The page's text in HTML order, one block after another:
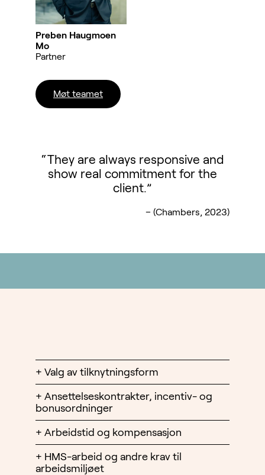
Preben Haugmoen
Mo
Partner
Møt teamet
“They are always responsive and
show real commitment for the
client.”
– (Chambers, 2023)
Valg av tilknytningsform
I arbeidslivet finnes det ulike
tilknytningsformer. Særlige
aktuelle tilknytningsformer
er ansettelse,
oppdragsavtale eller innleie.
Valg av tilknytningsform
Ansettelseskontrakter, incentiv- og
bonusordninger
Arbeidsavtalen er det
primære grunnlaget for et
arbeidsforhold. Det er i
Arbeidstid og kompensasjon
Reglene for arbeidstid er
kompliserte og uoversiktlige.
HMS-arbeid og andre krav til
arbeidsmiljøet